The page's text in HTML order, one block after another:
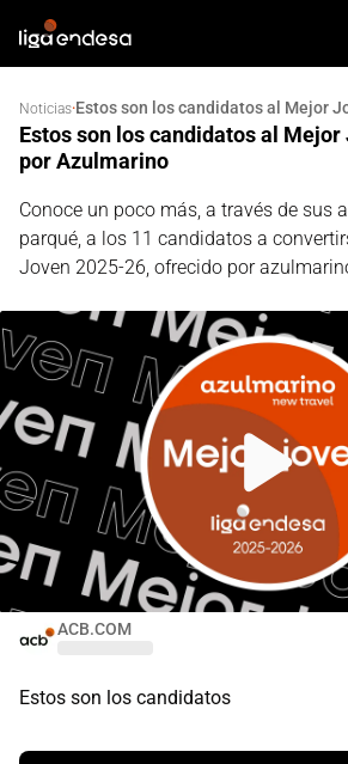
Noticias·
Estos son los candidatos al
por Azulmarino
Conoce un poco más, a través de sus
parqué, a los 11 candidatos a
Joven 2025-26, ofrecido por
ACB.COM
Estos son los candidatos